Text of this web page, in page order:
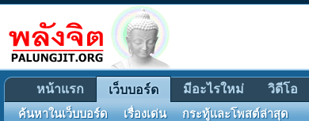
หน้าแรก เว็บบอร์ด
ค้นหาในเว็บบอร์ด เรื่องเด่น กระทู้และโพสต์ล่าสุด
มีอะไรใหม่ วิดีโอ